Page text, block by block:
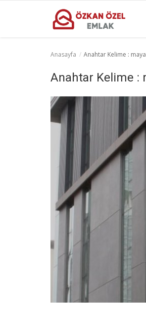
Ticari Merkezler
Ticari Gayrimenkul
Anasayfa Anahtar Kelime :
Anahtar Kelime :